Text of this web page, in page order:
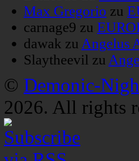
Max Gregorio zu
carnage9 zu
dawak zu Angelus
Slaytheevil zu
© Demonic-
2026. All rights